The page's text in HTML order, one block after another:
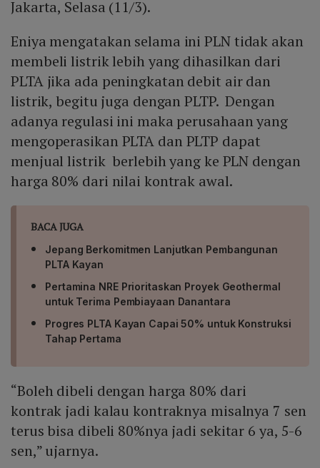
Jakarta, Selasa (11/3).
Eniya mengatakan selama ini PLN tidak akan
membeli listrik lebih yang dihasilkan dari
PLTA jika ada peningkatan debit air dan
listrik, begitu juga dengan PLTP. Dengan
adanya regulasi ini maka perusahaan yang
mengoperasikan PLTA dan PLTP dapat
menjual listrik berlebih yang ke PLN dengan
harga 80% dari nilai kontrak awal.
BACA JUGA
Jepang Berkomitmen Lanjutkan Pembangunan
PLTA Kayan
Pertamina NRE Prioritaskan Proyek Geothermal
untuk Terima Pembiayaan Danantara
Progres PLTA Kayan Capai 50% untuk Konstruksi
Tahap Pertama
“Boleh dibeli dengan harga 80% dari
kontrak jadi kalau kontraknya misalnya 7 sen
terus bisa dibeli 80%nya jadi sekitar 6 ya, 5-6
sen,” ujarnya.